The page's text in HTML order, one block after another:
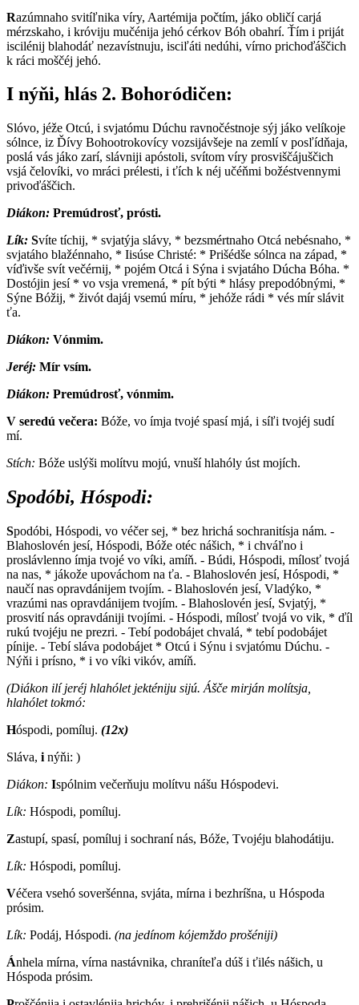
Razúmnaho svitíľnika víry, Aartémija počtím, jáko obličí carjá
mérzskaho, i króviju mučénija jehó cérkov Bóh obahrí. Ťím i priját
iscilénij blahodáť nezavístnuju, isciľáti nedúhi, vírno prichoďáščich
k ráci moščéj jehó.
I nýňi, hlás 2. Bohoródičen:
Slóvo, jéže Otcú, i svjatómu Dúchu ravnočéstnoje sýj jáko velíkoje
sólnce, iz Ďívy Bohootrokovícy vozsijávšeje na zemlí v posľídňaja,
poslá vás jáko zarí, slávniji apóstoli, svítom víry prosviščájuščich
vsjá čelovíki, vo mráci prélesti, i ťích k néj učéňmi božéstvennymi
privoďáščich.
Diákon: Premúdrosť, prósti.
Lík: Svíte tíchij, * svjatýja slávy, * bezsmértnaho Otcá nebésnaho, *
svjatáho blažénnaho, * Iisúse Christé: * Prišédše sólnca na západ, *
víďivše svít večérnij, * pojém Otcá i Sýna i svjatáho Dúcha Bóha. *
Dostójin jesí * vo vsja vremená, * pít býti * hlásy prepodóbnými, *
Sýne Bóžij, * živót dajáj vsemú míru, * jehóže rádi * vés mír slávit
ťa.
Diákon: Vónmim.
Jeréj: Mír vsím.
Diákon: Premúdrosť, vónmim.
V seredú večera: Bóže, vo ímja tvojé spasí mjá, i síľi tvojéj sudí
mí.
Stích: Bóže uslýši molítvu mojú, vnuší hlahóly úst mojích.
Spodóbi, Hóspodi:
Spodóbi, Hóspodi, vo véčer sej, * bez hrichá sochranitísja nám. -
Blahoslovén jesí, Hóspodi, Bóže otéc nášich, * i chváľno i
proslávlenno ímja tvojé vo víki, amíň. - Búdi, Hóspodi, mílosť tvojá
na nas, * jákože upováchom na ťa. - Blahoslovén jesí, Hóspodi, *
naučí nas opravdánijem tvojím. - Blahoslovén jesí, Vladýko, *
vrazúmi nas opravdánijem tvojím. - Blahoslovén jesí, Svjatýj, *
prosvití nás opravdániji tvojími. - Hóspodi, mílosť tvojá vo vik, * ďíl
rukú tvojéju ne prezri. - Tebí podobájet chvalá, * tebí podobájet
pínije. - Tebí sláva podobájet * Otcú i Sýnu i svjatómu Dúchu. -
Nýňi i prísno, * i vo víki vikóv, amíň.
(Diákon ilí jeréj hlahólet jekténiju sijú. Ášče mirján molítsja,
hlahólet tokmó:
Hóspodi, pomíluj. (12x)
Sláva, i nýňi: )
Diákon: Ispólnim večerňuju molítvu nášu Hóspodevi.
Lík: Hóspodi, pomíluj.
Zastupí, spasí, pomíluj i sochraní nás, Bóže, Tvojéju blahodátiju.
Lík: Hóspodi, pomíluj.
Véčera vsehó soveršénna, svjáta, mírna i bezhríšna, u Hóspoda
prósim.
Lík: Podáj, Hóspodi. (na jedínom kójemždo prošéniji)
Ánhela mírna, vírna nastávnika, chraníteľa dúš i ťilés nášich, u
Hóspoda prósim.